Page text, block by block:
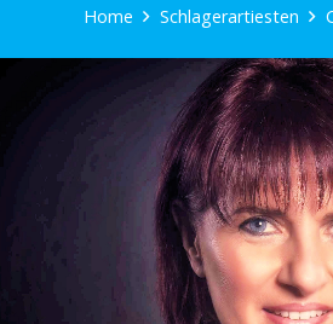
Home Schlagerartiesten